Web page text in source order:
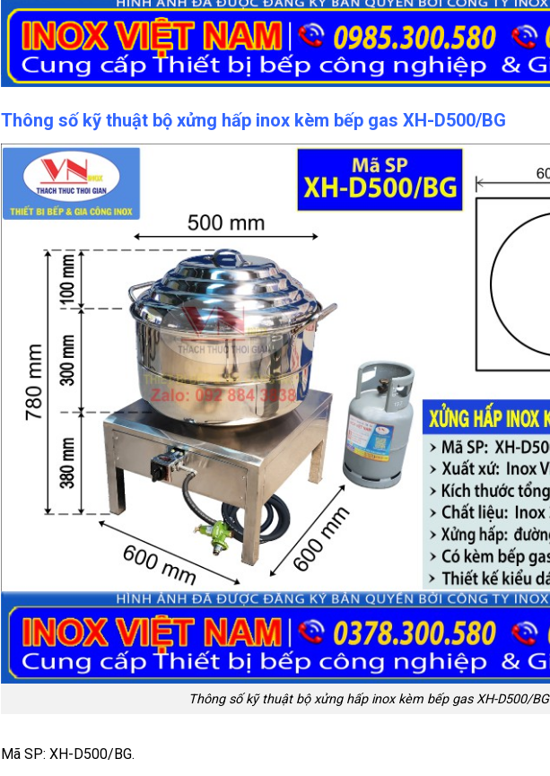
Thông số kỹ thuật bộ xửng hấp inox kèm bếp gas XH-D500/BG
Thông số kỹ thuật bộ xửng hấp inox kèm bếp gas XH-D500/BG
Mã SP: XH-D500/BG.